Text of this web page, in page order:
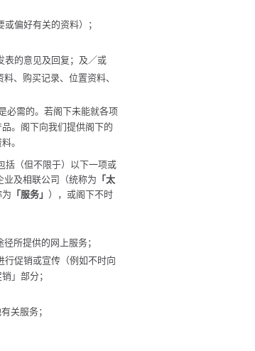
偏好有关的资料）；
表的意见及回复；及／或
、购买记录、位置资料、
必需的。若阁下未能就各项
。阁下向我们提供阁下的
。
括（但不限于）以下一项或
业及相联公司（统称为 「太
「服务」 ），或阁下不时
所提供的网上服务；
行促销或宣传（例如不时向
」部分；
关服务；